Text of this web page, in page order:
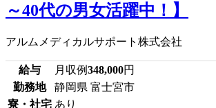
～40代の男女活躍中！】
アルムメディカルサポート株式会社
給与 月収例348,000円
勤務地
静岡県 富士宮市
寮・社宅 あり